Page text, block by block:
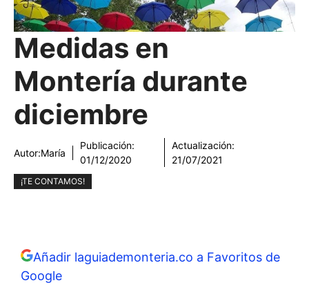
Medidas en
Montería durante
diciembre
Autor:María
Publicación:
01/12/2020
Actualización:
21/07/2021
¡TE CONTAMOS!
Añadir laguiademonteria.co a Favoritos de
Google